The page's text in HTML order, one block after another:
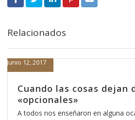
Relacionados
Cuando las cosas dejan
«opcionales»
Junio 12, 2017
A todos nos enseñaron en alguna